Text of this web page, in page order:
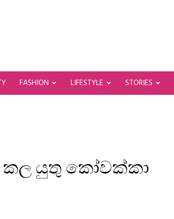
FASHION LIFESTYLE STORIES
කල යුතු කෝවක්කා